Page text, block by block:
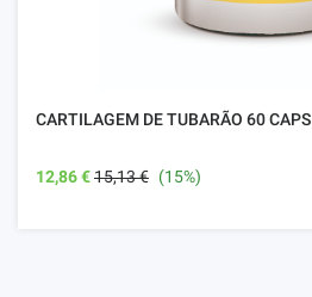
CARTILAGEM DE TUBARÃO 60 CAPS
12,86 €15,13 € (15%)